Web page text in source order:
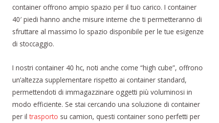
container offrono ampio spazio per il tuo carico. I container
40′ piedi hanno anche misure interne che ti permetteranno di
sfruttare al massimo lo spazio disponibile per le tue esigenze
di stoccaggio.
I nostri container 40 hc, noti anche come “high cube”, offrono
un’altezza supplementare rispetto ai container standard,
permettendoti di immagazzinare oggetti più voluminosi in
modo efficiente. Se stai cercando una soluzione di container
per iltrasporto su camion, questi container sono perfetti per